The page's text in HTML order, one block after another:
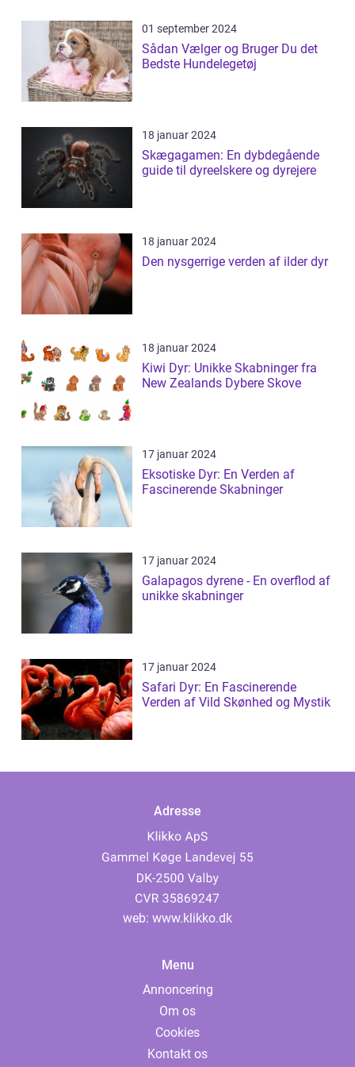
01 september 2024
Sådan Vælger og Bruger Du det
Bedste Hundelegetøj
18 januar 2024
Skægagamen: En dybdegående
guide til dyreelskere og dyrejere
18 januar 2024
Den nysgerrige verden af ilder dyr
18 januar 2024
Kiwi Dyr: Unikke Skabninger fra
New Zealands Dybere Skove
17 januar 2024
Eksotiske Dyr: En Verden af
Fascinerende Skabninger
17 januar 2024
Galapagos dyrene - En overflod af
unikke skabninger
17 januar 2024
Safari Dyr: En Fascinerende
Verden af Vild Skønhed og Mystik
Adresse
web: www.klikko.dk
Menu
Annoncering
Om os
Cookies
Kontakt os